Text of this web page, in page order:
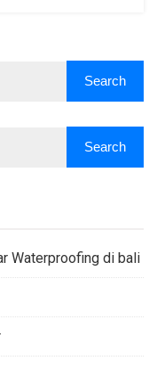
Waterproofing di bali